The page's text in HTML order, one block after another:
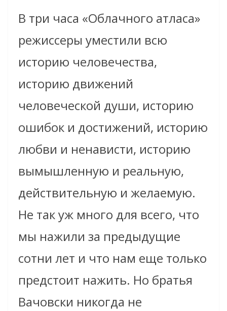
В три часа «Облачного атласа»
режиссеры уместили всю
историю человечества,
историю движений
человеческой души, историю
ошибок и достижений, историю
любви и ненависти, историю
вымышленную и реальную,
действительную и желаемую.
Не так уж много для всего, что
мы нажили за предыдущие
сотни лет и что нам еще только
предстоит нажить. Но братья
Вачовски никогда не